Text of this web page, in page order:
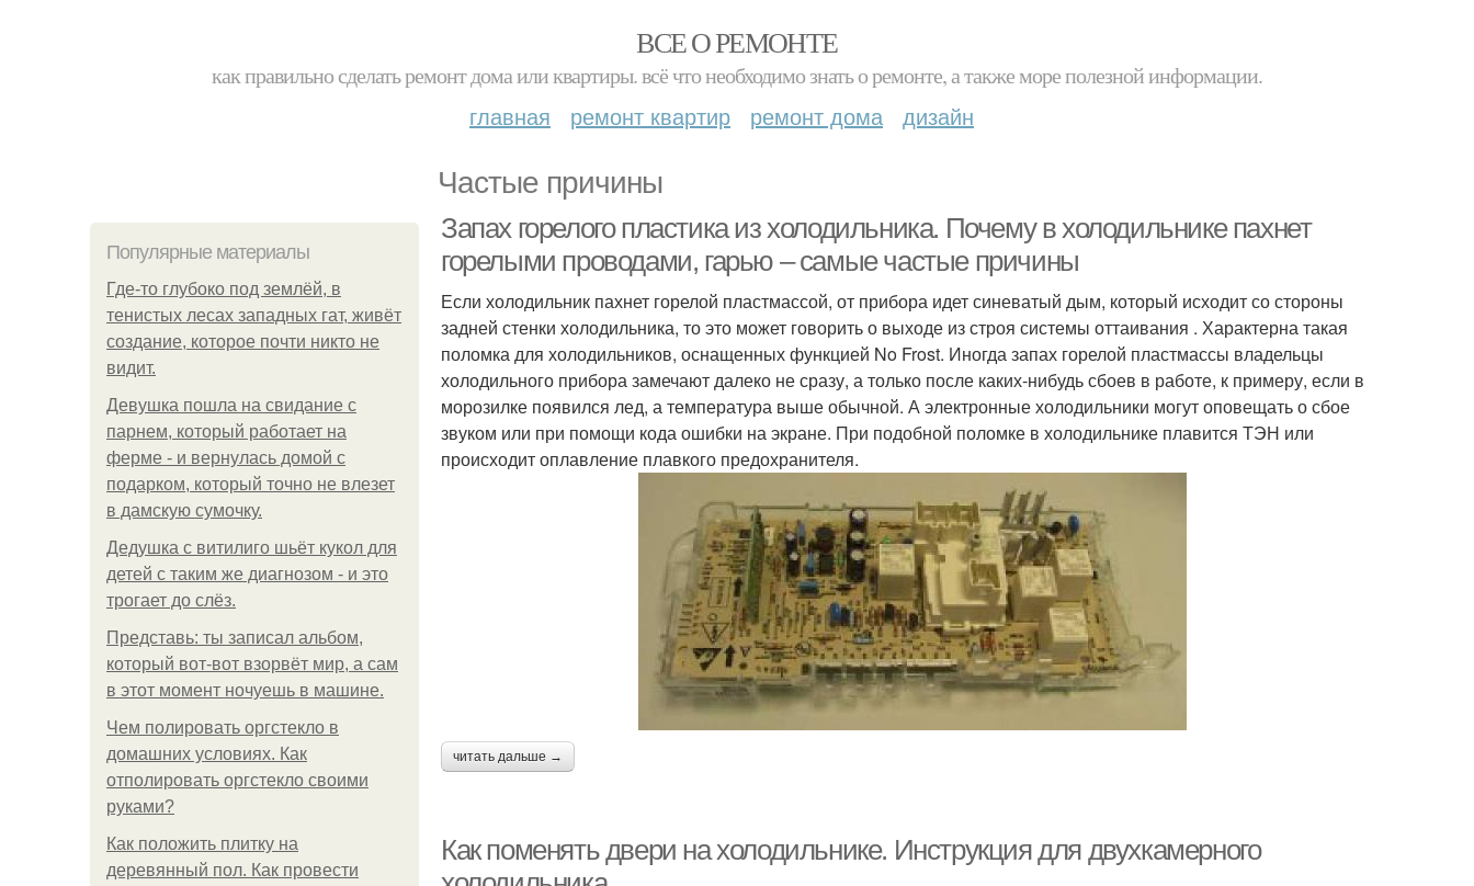
ВСЕ О РЕМОНТЕ
как правильно сделать ремонт дома или квартиры. всё что необходимо знать о ремонте, а также море полезной информации.
главная ремонт квартир ремонт дома дизайн
Частые причины
Популярные материалы
Где-то глубоко под землёй, в
тенистых лесах западных гат, живёт
создание, которое почти никто не
видит.
Девушка пошла на свидание с
парнем, который работает на
ферме - и вернулась домой с
подарком, который точно не влезет
в дамскую сумочку.
Дедушка с витилиго шьёт кукол для
детей с таким же диагнозом - и это
трогает до слёз.
Представь: ты записал альбом,
который вот-вот взорвёт мир, а сам
в этот момент ночуешь в машине.
Чем полировать оргстекло в
домашних условиях. Как
отполировать оргстекло своими
руками?
Как положить плитку на
деревянный пол. Как провести
Запах горелого пластика из холодильника. Почему в холодильнике пахнет
горелыми проводами, гарью – самые частые причины
Если холодильник пахнет горелой пластмассой, от прибора идет синеватый дым, который исходит со стороны
задней стенки холодильника, то это может говорить о выходе из строя системы оттаивания . Характерна такая
поломка для холодильников, оснащенных функцией No Frost. Иногда запах горелой пластмассы владельцы
холодильного прибора замечают далеко не сразу, а только после каких-нибудь сбоев в работе, к примеру, если в
морозилке появился лед, а температура выше обычной. А электронные холодильники могут оповещать о сбое
звуком или при помощи кода ошибки на экране. При подобной поломке в холодильнике плавится ТЭН или
происходит оплавление плавкого предохранителя.
читать дальше →
Как поменять двери на холодильнике. Инструкция для двухкамерного